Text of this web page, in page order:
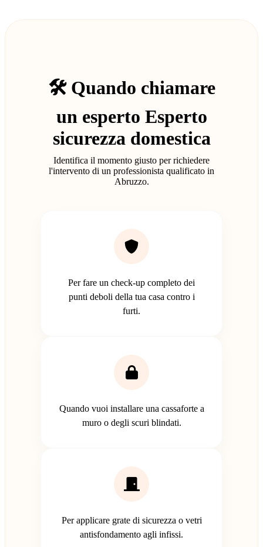
🛠️ Quando chiamare
un esperto Esperto
sicurezza domestica
Identifica il momento giusto per richiedere
l'intervento di un professionista qualificato in
Abruzzo.
Per fare un check-up completo dei
punti deboli della tua casa contro i
furti.
Quando vuoi installare una cassaforte a
muro o degli scuri blindati.
Per applicare grate di sicurezza o vetri
antisfondamento agli infissi.